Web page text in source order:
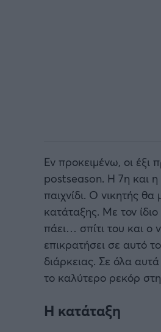
Εν προκειμένω, οι έξι
postseason. Η 7η και η
παιχνίδι. Ο νικητής
κατάταξης. Με τον
πάει… σπίτι του και ο
επικρατήσει σε αυτό
διάρκειας. Σε όλα
το καλύτερο ρεκόρ
Η κατάταξη